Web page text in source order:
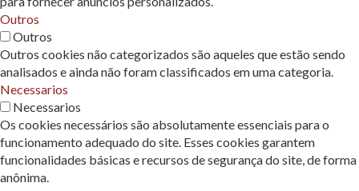
Outros
Outros
Outros cookies não categorizados são aqueles que estão sendo
analisados ​​e ainda não foram classificados em uma categoria.
Necessarios
Necessarios
Os cookies necessários são absolutamente essenciais para o
funcionamento adequado do site. Esses cookies garantem
funcionalidades básicas e recursos de segurança do site, de forma
anônima.